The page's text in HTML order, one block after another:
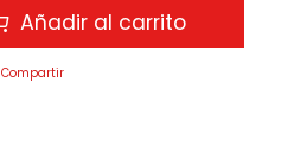
Añadir al carrito
Compartir